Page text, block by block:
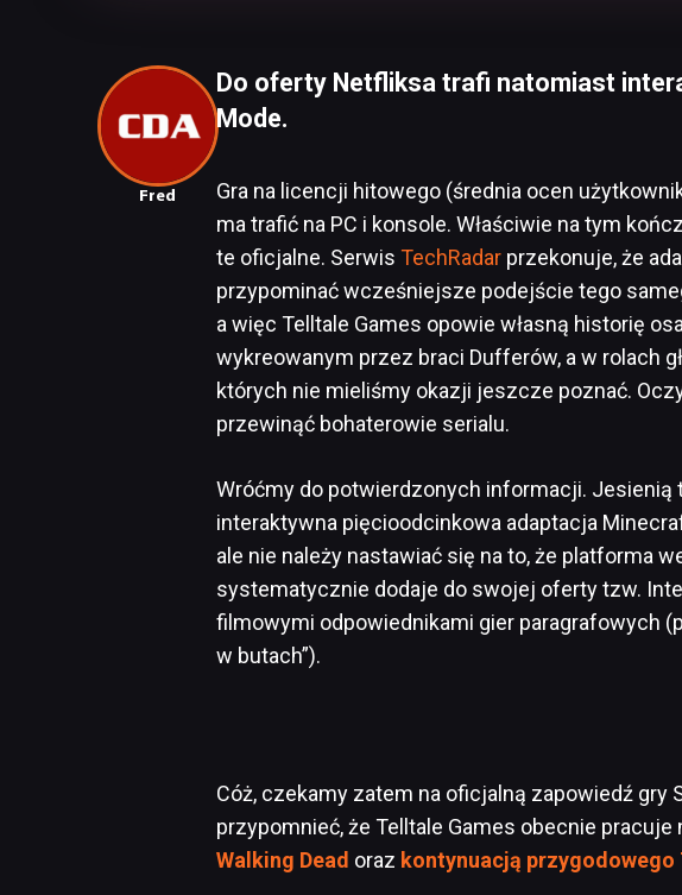
Fred
Do oferty Netfliksa trafi natomiast
Mode.
Gra na licencji hitowego (średnia ocen
ma trafić na PC i konsole. Właściwie na tym
te oficjalne. Serwis TechRadar przekonuje, że
przypominać wcześniejsze podejście tego
a więc Telltale Games opowie własną historię
wykreowanym przez braci Dufferów, a w rolach
których nie mieliśmy okazji jeszcze poznać.
przewinąć bohaterowie serialu.
Wróćmy do potwierdzonych informacji. Jesienią
interaktywna pięcioodcinkowa adaptacja
ale nie należy nastawiać się na to, że platforma
systematycznie dodaje do swojej oferty tzw.
filmowymi odpowiednikami gier paragrafowych
w butach”).
Cóż, czekamy zatem na oficjalną zapowiedź gry
przypomnieć, że Telltale Games obecnie pracuje
Walking Dead oraz kontynuacją przygodowego